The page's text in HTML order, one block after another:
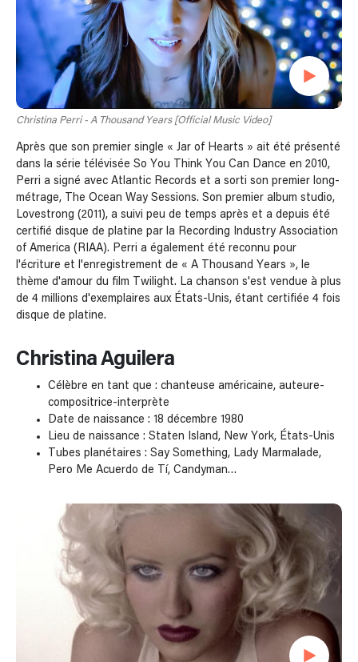
Christina Perri - A Thousand Years [Official Music Video]
Après que son premier single « Jar of Hearts » ait été présenté
dans la série télévisée So You Think You Can Dance en 2010,
Perri a signé avec Atlantic Records et a sorti son premier long-
métrage, The Ocean Way Sessions. Son premier album studio,
Lovestrong (2011), a suivi peu de temps après et a depuis été
certifié disque de platine par la Recording Industry Association
of America (RIAA). Perri a également été reconnu pour
l'écriture et l'enregistrement de « A Thousand Years », le
thème d'amour du film Twilight. La chanson s'est vendue à plus
de 4 millions d'exemplaires aux États-Unis, étant certifiée 4 fois
disque de platine.
Christina Aguilera
Célèbre en tant que : chanteuse américaine, auteure-
compositrice-interprète
Date de naissance : 18 décembre 1980
Lieu de naissance : Staten Island, New York, États-Unis
Tubes planétaires : Say Something, Lady Marmalade,
Pero Me Acuerdo de Tí, Candyman…